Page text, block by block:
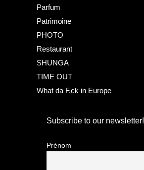
Parfum
Patrimoine
PHOTO
Restaurant
SHUNGA
TIME OUT
What da F.ck in Europe
Subscribe to our newsletter!
Prénom